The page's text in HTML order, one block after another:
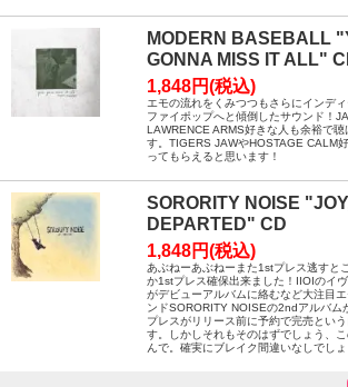
MODERN BASEBALL
GONNA MISS IT ALL"
1,848円(税込)
エモの流れをくみつつもさらにインデ
ファイポップへと傾倒したサウンド！
LAWRENCE ARMS好きな人も余裕で聴
す。TIGERS JAWやHOSTAGE CALM
ってもらえると思います！
SORORITY NOISE
DEPARTED" CD
1,848円(税込)
あぶねーあぶねーまた1stプレス逃すと
か1stプレス確保出来ました！IIOIのイ
がデビューアルバムに絡むなど大注目
ンドSORORITY NOISEの2ndアルバム
プレスがリリース前に予約で完売とい
す。しかしそれもそのはずでしょう、
んで。確実にブレイク間違いなしでしょ